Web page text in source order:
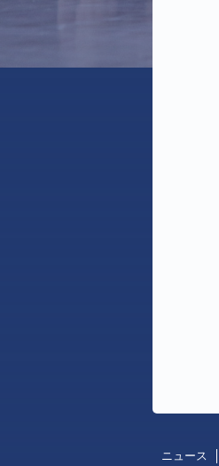
ニュース